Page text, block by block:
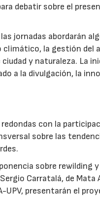
debatir sobre el
jornadas abordarán
la gestión del
y naturaleza. La
a la divulgación, la
con la
sobre las
sobre rewilding y
Carratalá, de Mata
UPV, presentarán el